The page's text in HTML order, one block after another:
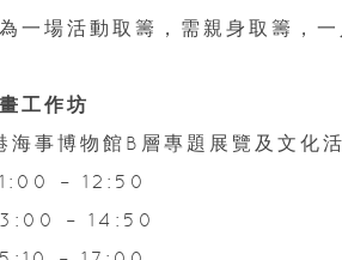
一場活動取籌，需親身取籌，一
工作坊
海事博物館B層專題展覽及文化
– 12:50
– 14:50